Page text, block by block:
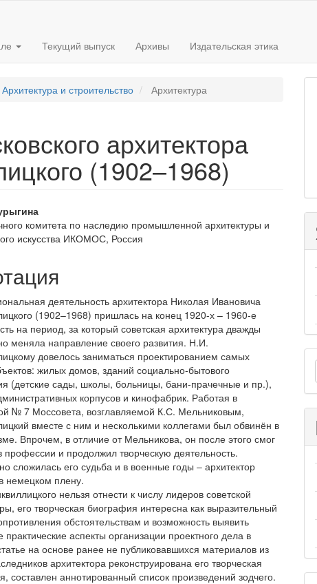
Текущий выпуск Архивы Издательская этика
и строительство Архитектура
архитектора
(1902–1968)
комитета по наследию промышленной архитектуры и
искусства ИКОМОС, Россия
деятельность архитектора Николая Ивановича
(1902–1968) пришлась на конец 1920-х – 1960-е
на период, за который советская архитектура дважды
меняла направление своего развития. Н.И.
довелось заниматься проектированием самых
жилых домов, зданий социально-бытового
(детские сады, школы, больницы, бани-прачечные и пр.),
корпусов и кинофабрик. Работая в
№ 7 Моссовета, возглавляемой К.С. Мельниковым,
вместе с ним и несколькими коллегами был обвинён в
Впрочем, в отличие от Мельникова, он после этого смог
профессии и продолжил творческую деятельность.
сложилась его судьба и в военные годы – архитектор
немецком плену.
нельзя отнести к числу лидеров советской
его творческая биография интересна как выразительный
обстоятельствам и возможность выявить
практические аспекты организации проектного дела в
на основе ранее не публиковавшихся материалов из
архитектора реконструирована его творческая
составлен аннотированный список произведений зодчего.